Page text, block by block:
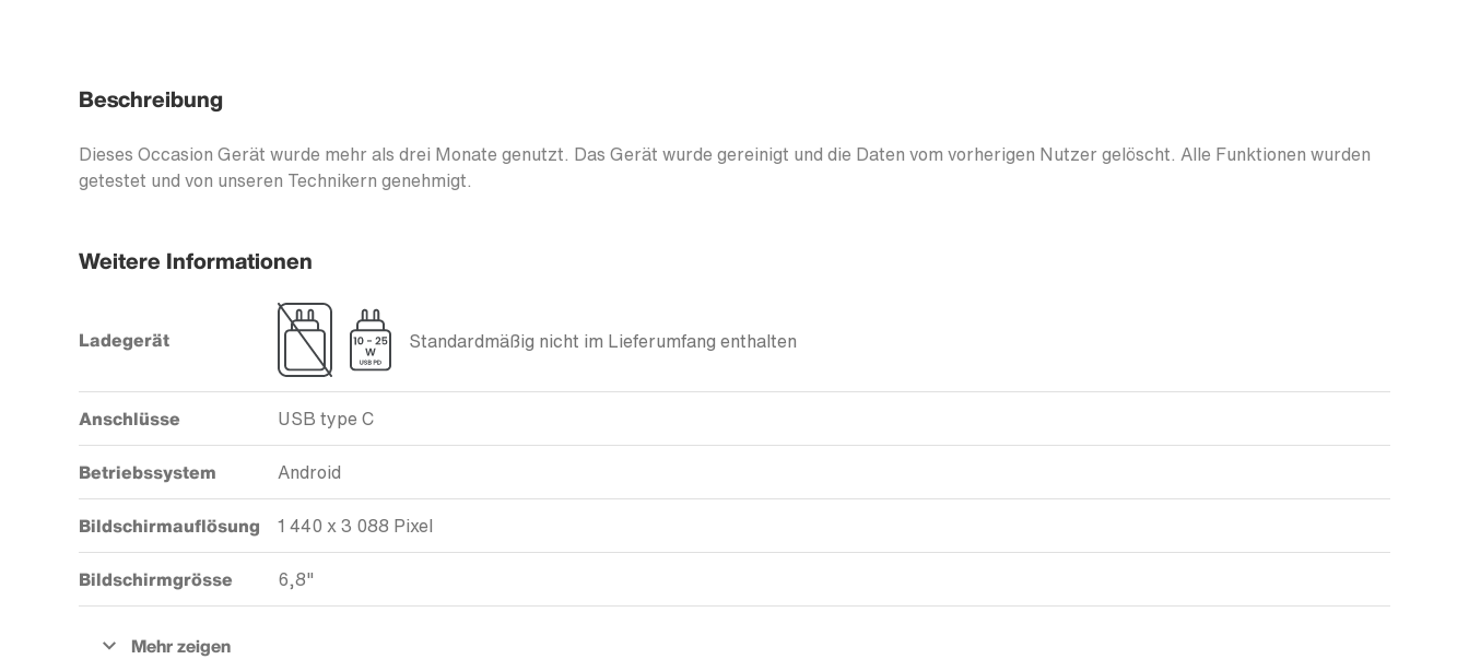
Beschreibung
Dieses Occasion Gerät wurde mehr als drei Monate genutzt. Das Gerät wurde gereinigt und die Daten vom vorherigen Nutzer gelöscht. Alle Funktionen wurden
getestet und von unseren Technikern genehmigt.
Weitere Informationen
Ladegerät Standardmäßig nicht im Lieferumfang enthalten
Anschlüsse USB type C
Betriebssystem Android
Bildschirmauflösung 1 440 x 3 088 Pixel
Bildschirmgrösse 6,8"